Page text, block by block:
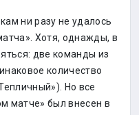
ни разу не удалось
Хотя, однажды, в
две команды из
количество
Но все
матче» был внесен в